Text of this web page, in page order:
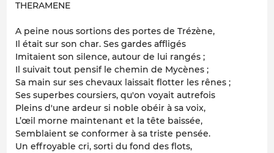
THERAMENE
A peine nous sortions des portes de Trézène,
Il était sur son char. Ses gardes affligés
Imitaient son silence, autour de lui rangés ;
Il suivait tout pensif le chemin de Mycènes ;
Sa main sur ses chevaux laissait flotter les rênes ;
Ses superbes coursiers, qu'on voyait autrefois
Pleins d'une ardeur si noble obéir à sa voix,
L’œil morne maintenant et la tête baissée,
Semblaient se conformer à sa triste pensée.
Un effroyable cri, sorti du fond des flots,